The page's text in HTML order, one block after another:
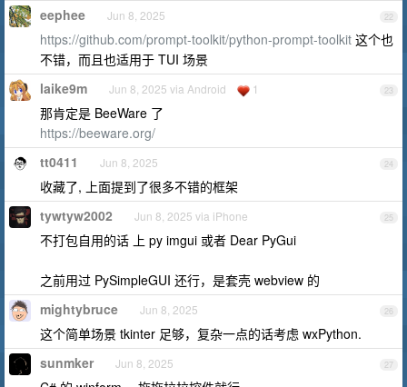
22
eephee Jun 8, 2025
https://github.com/prompt-toolkit/python-prompt-toolkit 这个也
不错，而且也适用于 TUI 场景
23
laike9m Jun 8, 2025 via Android 1
那肯定是 BeeWare 了
https://beeware.org/
24
tt0411 Jun 8, 2025
收藏了, 上面提到了很多不错的框架
25
tywtyw2002 Jun 8, 2025 via iPhone
不打包自用的话 上 py imgui 或者 Dear PyGui
之前用过 PySimpleGUI 还行，是套壳 webview 的
26
mightybruce Jun 8, 2025
这个简单场景 tkinter 足够，复杂一点的话考虑 wxPython.
27
sunmker Jun 8, 2025